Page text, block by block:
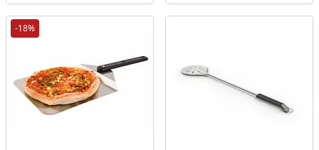
-18%